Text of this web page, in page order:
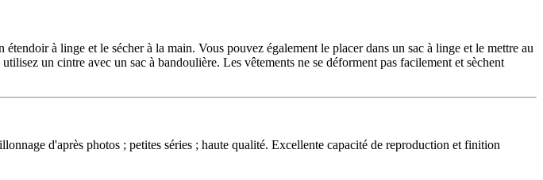
à linge et le sécher à la main. Vous pouvez également le placer dans un sac à linge et le mettre au
un cintre avec un sac à bandoulière. Les vêtements ne se déforment pas facilement et sèchent
d'après photos ; petites séries ; haute qualité. Excellente capacité de reproduction et finition